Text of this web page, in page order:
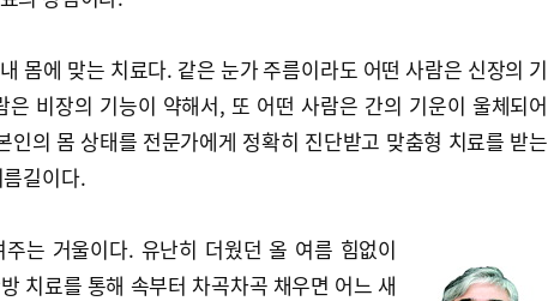
몸에 맞는 치료다. 같은 눈가 주름이라도 어떤 사람은 신장의 기
은 비장의 기능이 약해서, 또 어떤 사람은 간의 기운이 울체되어
인의 몸 상태를 전문가에게 정확히 진단받고 맞춤형 치료를 받는
길이다.
는 거울이다. 유난히 더웠던 올 여름 힘없이
치료를 통해 속부터 차곡차곡 채우면 어느 새